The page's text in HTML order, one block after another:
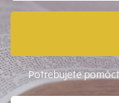
Potrebujete